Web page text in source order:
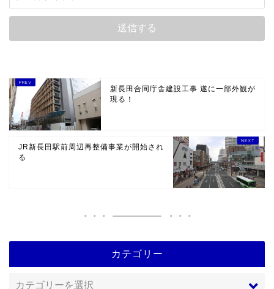
新長田合同庁舎建設工事 遂に一部外観が
現る！
JR新長田駅前周辺再整備事業が開始され
る
カテゴリー